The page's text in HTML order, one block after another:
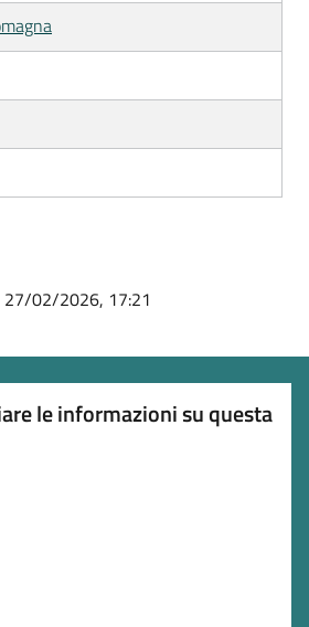
27/02/2026, 17:21
le informazioni su questa